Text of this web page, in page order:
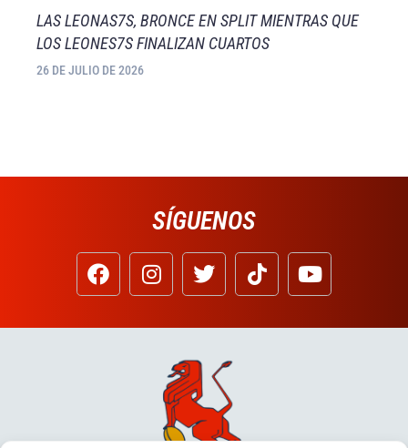
LAS LEONAS7S, BRONCE EN SPLIT MIENTRAS QUE
LOS LEONES7S FINALIZAN CUARTOS
26 DE JULIO DE 2026
SÍGUENOS